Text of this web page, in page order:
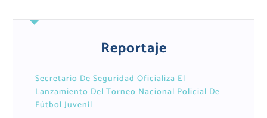
Reportaje
Secretario De Seguridad Oficializa El
Lanzamiento Del Torneo Nacional Policial De
Fútbol Juvenil